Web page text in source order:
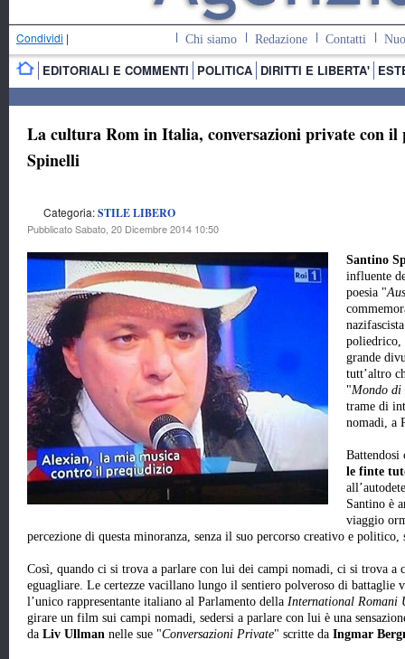
Condividi | Chi siamo Redazione Contatti
EDITORIALI E COMMENTI POLITICA DIRITTI E LIBERTA'
La cultura Rom in Italia, conversazioni private con il
Spinelli
Categoria:STILE LIBERO
Pubblicato Sabato, 20 Dicembre 2014 10:50
Santino
influente
poesia "
poliedrico,
grande
tutt’altro
"Mondo di
trame di
nomadi, a
Battendosi
le finte
Santino è
viaggio
percezione di questa minoranza, senza il suo percorso creativo e politico,
Così, quando ci si trova a parlare con lui dei campi nomadi, ci si trova a
eguagliare. Le certezze vacillano lungo il sentiero polveroso di battaglie
l’unico rappresentante italiano al Parlamento della International Romani
girare un film sui campi nomadi, sedersi a parlare con lui è una
da Liv Ullman nelle sue "Conversazioni Private" scritte da Ingmar